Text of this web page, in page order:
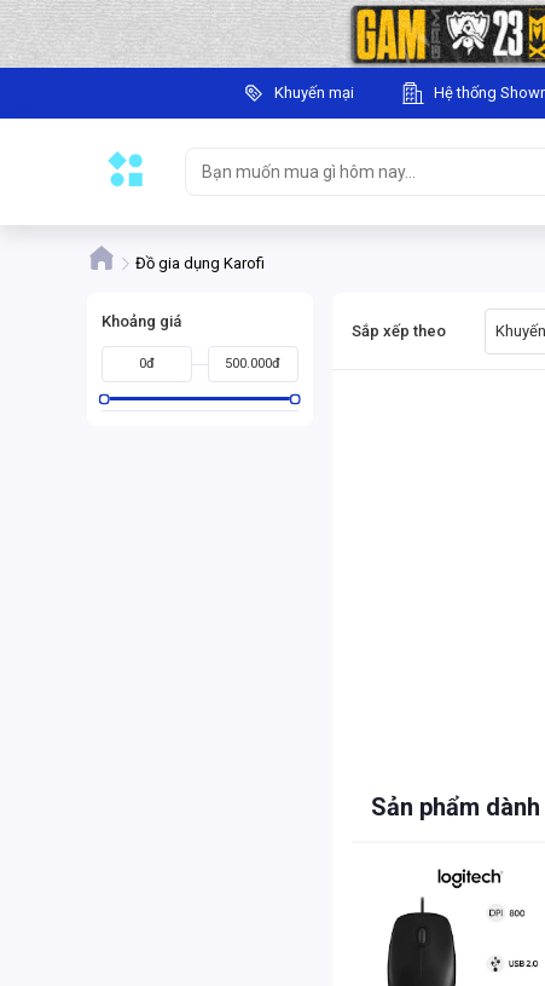
Khuyến mại Hệ thống
Đồ gia dụng Karofi
Khoảng giá
0đ 500.000đ
Sắp xếp theo
Sản phẩm